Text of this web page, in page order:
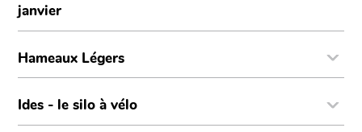
janvier
Hameaux Légers
Ides - le silo à vélo